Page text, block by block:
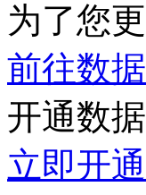
为了您
前往数
开通数
立即开